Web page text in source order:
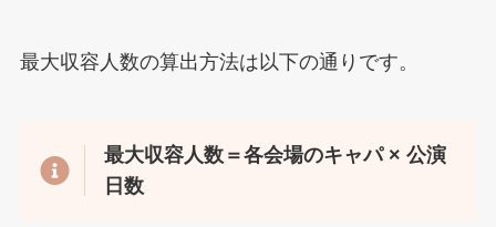
最大収容人数の算出方法は以下の通りです。
最大収容人数 ＝各会場のキャパ ×公演
日数